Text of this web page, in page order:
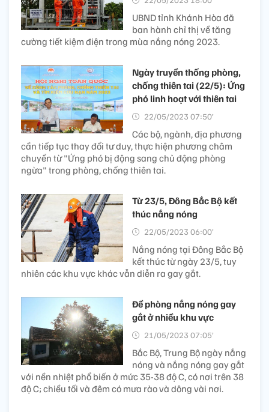
UBND tỉnh Khánh Hòa đã
ban hành chỉ thị về tăng
cường tiết kiệm điện trong mùa nắng nóng 2023.
Ngày truyền thống phòng,
chống thiên tai (22/5): Ứng
phó linh hoạt với thiên tai
22/05/2023 07:50’
Các bộ, ngành, địa phương
cần tiếp tục thay đổi tư duy, thực hiện phương châm
chuyển từ "Ứng phó bị động sang chủ động phòng
ngừa" trong phòng, chống thiên tai.
Từ 23/5, Đông Bắc Bộ kết
thúc nắng nóng
22/05/2023 06:00’
Nắng nóng tại Đông Bắc Bộ
kết thúc từ ngày 23/5, tuy
nhiên các khu vực khác vẫn diễn ra gay gắt.
Đề phòng nắng nóng gay
gắt ở nhiều khu vực
21/05/2023 07:05’
Bắc Bộ, Trung Bộ ngày nắng
nóng và nắng nóng gay gắt
với nền nhiệt phổ biến ở mức 35-38 độ C, có nơi trên 38
độ C; chiều tối và đêm có mưa rào và dông vài nơi.